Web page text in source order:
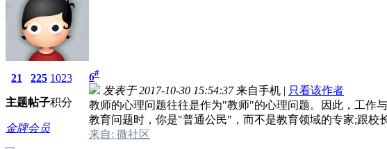
21
主题
225
帖子
1023
积分
金牌会员
6#
发表于 2017-10-30 15:54:37 来自手机 | 只看该作者
教师的心理问题往往是作为"教师"的心理问题。因此，工作
教育问题时，你是"普通公民"，而不是教育领域的专家;跟
来自: 微社区